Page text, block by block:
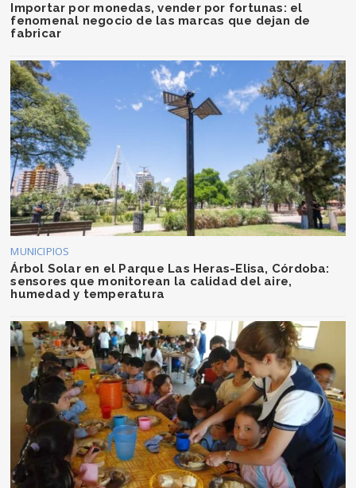
Importar por monedas, vender por fortunas: el
fenomenal negocio de las marcas que dejan de
fabricar
MUNICIPIOS
Árbol Solar en el Parque Las Heras-Elisa, Córdoba:
sensores que monitorean la calidad del aire,
humedad y temperatura